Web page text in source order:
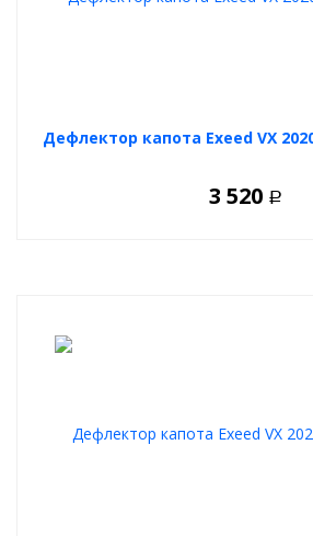
Дефлектор капота Exeed VX
3 520 Р